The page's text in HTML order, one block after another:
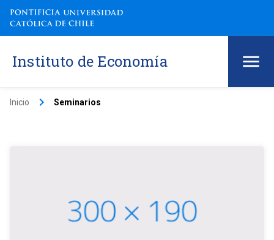
Instituto de Economía
Inicio keyboard_arrow_right Seminarios